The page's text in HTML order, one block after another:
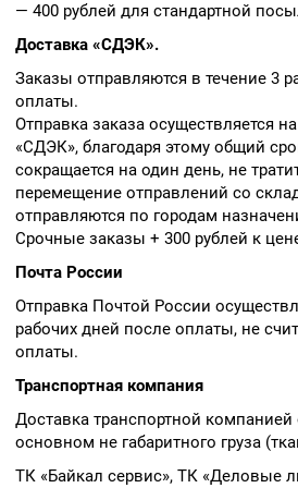
— 400 рублей для стандартной
Доставка «СДЭК».
Заказы отправляются в течение 3
оплаты.
Отправка заказа осуществляется
«СДЭК», благодаря этому общий
сокращается на один день, не
перемещение отправлений со
отправляются по городам
Срочные заказы + 300 рублей к
Почта России
Отправка Почтой России
рабочих дней после оплаты, не
оплаты.
Транспортная компания
Доставка транспортной компанией
основном не габаритного груза
ТК «Байкал сервис», ТК «Деловые